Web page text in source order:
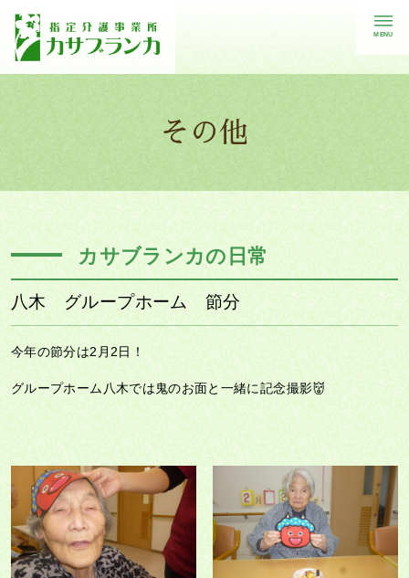
MENU
その他
カサブランカの日常
八木 グループホーム 節分
今年の節分は2月2日！
グループホーム八木では鬼のお面と一緒に記念撮影👹